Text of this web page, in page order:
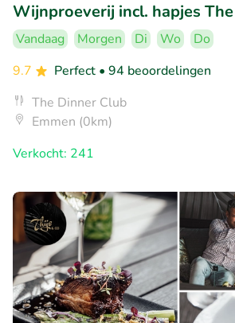
Wijnproeverij incl. hapjes
Vandaag Morgen Di Wo
Do
9.7
Perfect • 94 beoordelingen
The Dinner Club
Emmen (0km)
Verkocht: 241